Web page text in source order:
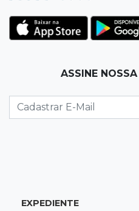
anos morto a facada
Planos de Riedel e
22:04Resumão
ASSINE
EXPEDIENTE